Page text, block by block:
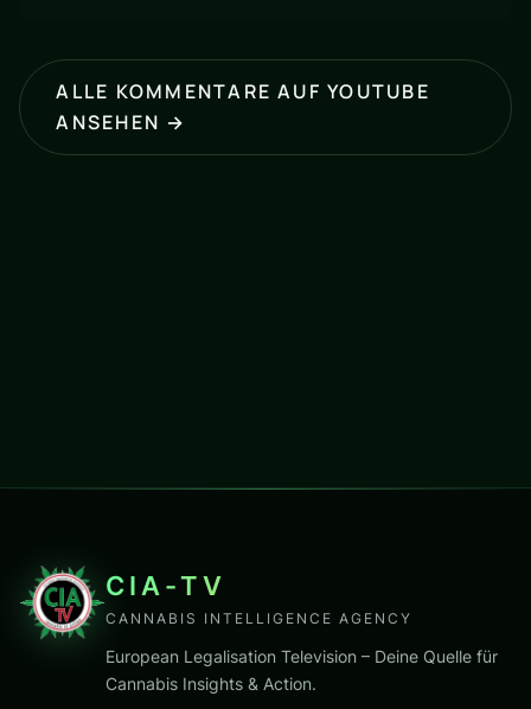
ALLE KOMMENTARE AUF YOUTUBE
ANSEHEN →
CIA-TV
CANNABIS INTELLIGENCE AGENCY
European Legalisation Television – Deine Quelle für
Cannabis Insights & Action.